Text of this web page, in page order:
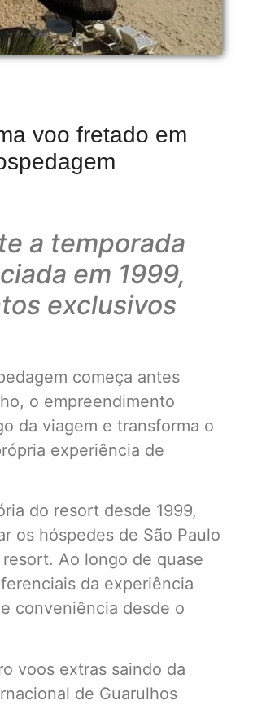
voo fretado em
a temporada
em 1999,
exclusivos
começa antes
o empreendimento
da viagem e transforma o
experiência de
do resort desde 1999,
os hóspedes de São Paulo
Ao longo de quase
da experiência
conveniência desde o
voos extras saindo da
de Guarulhos